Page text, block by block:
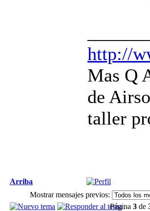
http://
Mas Q
de
taller
Arriba
Mostrar mensajes previos:
Página 3 de